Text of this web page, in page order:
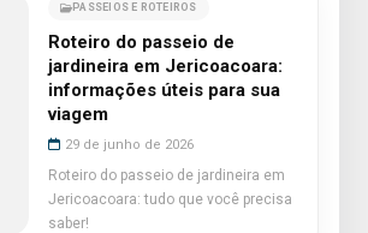
PASSEIOS E ROTEIROS
Roteiro do passeio de
jardineira em Jericoacoara:
informações úteis para sua
viagem
29 de junho de 2026
Roteiro do passeio de jardineira em
Jericoacoara: tudo que você precisa
saber!